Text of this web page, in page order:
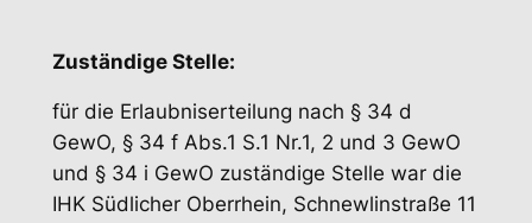
Zuständige Stelle:
für die Erlaubniserteilung nach § 34 d
GewO, § 34 f Abs.1 S.1 Nr.1, 2 und 3 GewO
und § 34 i GewO zuständige Stelle war die
IHK Südlicher Oberrhein, Schnewlinstraße 11